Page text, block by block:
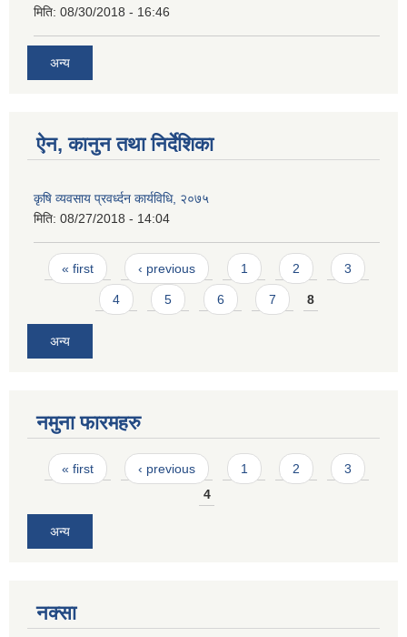
मिति: 08/30/2018 - 16:46
अन्य
ऐन, कानुन तथा निर्देशिका
कृषि व्यवसाय प्रवर्ध्दन कार्यविधि, २०७५
मिति: 08/27/2018 - 14:04
Pages
« first ‹ previous 1 2 3
4 5 6 7 8
अन्य
नमुना फारमहरु
Pages
« first ‹ previous 1 2
3
4
अन्य
नक्सा